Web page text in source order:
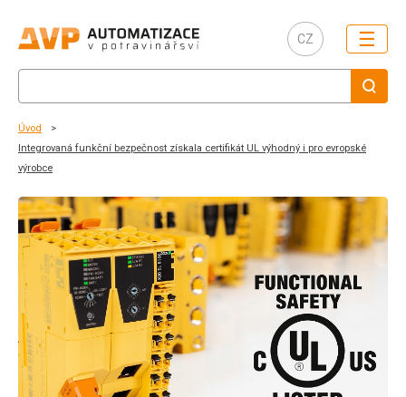
CZ ☰
Úvod
Integrovaná funkční bezpečnost získala certifikát UL výhodný i pro evropské
výrobce